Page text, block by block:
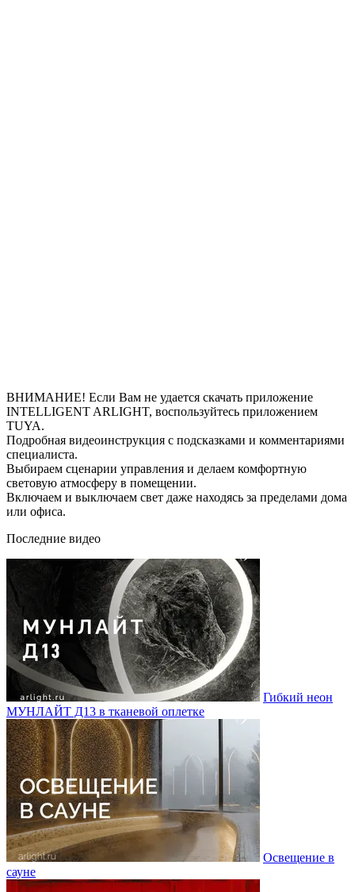
ВНИМАНИЕ! Если Вам не удается скачать приложение
INTELLIGENT ARLIGHT, воспользуйтесь приложением
TUYA.
Подробная видеоинструкция с подсказками и комментариями
специалиста.
Выбираем сценарии управления и делаем комфортную
световую атмосферу в помещении.
Включаем и выключаем свет даже находясь за пределами дома
или офиса.
Последние видео
Гибкий неон
МУНЛАЙТ Д13 в тканевой оплетке
Освещение в
сауне